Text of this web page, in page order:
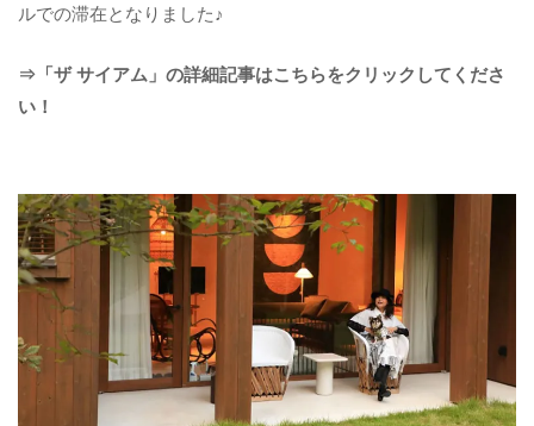
ルでの滞在となりました♪
⇒「ザ サイアム」の詳細記事はこちらをクリックしてくださ
い！